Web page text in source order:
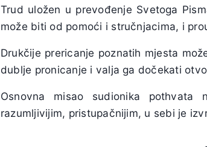
Trud uložen u prevođenje Svetoga
može biti od pomoći i stručnjacima, i
Drukčije prericanje poznatih mjesta
dublje pronicanje i valja ga dočekati
Osnovna misao sudionika
razumljivijim, pristupačnijim, u sebi je